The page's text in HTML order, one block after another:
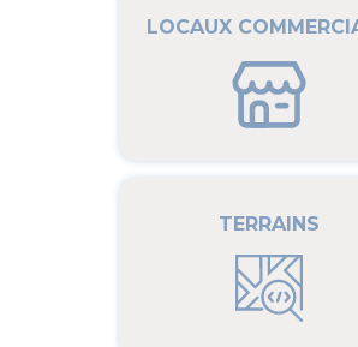
LOCAUX
TERRAINS